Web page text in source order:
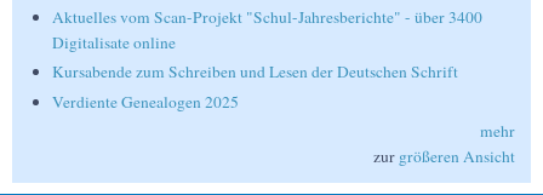
Aktuelles vom Scan-Projekt "Schul-Jahresberichte" - über 3400
Digitalisate online
Kursabende zum Schreiben und Lesen der Deutschen Schrift
Verdiente Genealogen 2025
mehr
zur größeren Ansicht